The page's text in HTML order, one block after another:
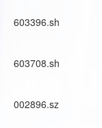
603396.sh
603708.sh
002896.sz